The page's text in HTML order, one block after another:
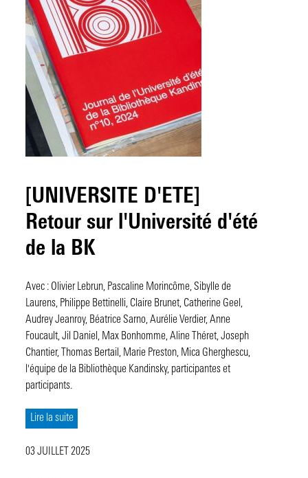
[UNIVERSITE D'ETE]
Retour sur l'Université d'été
de la BK
Avec : Olivier Lebrun, Pascaline Morincôme, Sibylle de
Laurens, Philippe Bettinelli, Claire Brunet, Catherine Geel,
Audrey Jeanroy, Béatrice Sarno, Aurélie Verdier, Anne
Foucault, Jil Daniel, Max Bonhomme, Aline Théret, Joseph
Chantier, Thomas Bertail, Marie Preston, Mica Gherghescu,
l'équipe de la Bibliothèque Kandinsky, participantes et
participants.
Lire la suite
03 JUILLET 2025